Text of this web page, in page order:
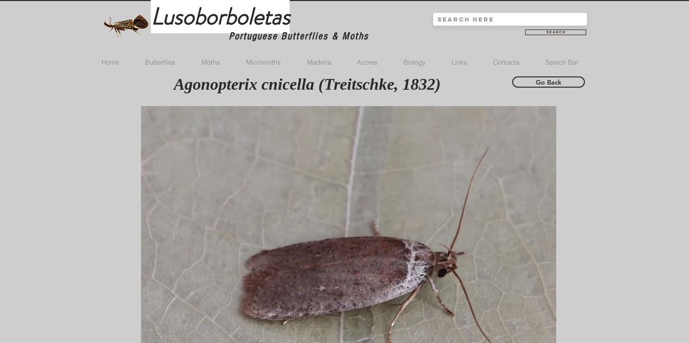
Lusoborboletas
Portuguese Butterflies & Moths Search
Home Butterflies Moths Micromoths Madeira Azores Biology Links Contacts Search Bar
Agonopterix cnicella (Treitschke, 1832) Go Back